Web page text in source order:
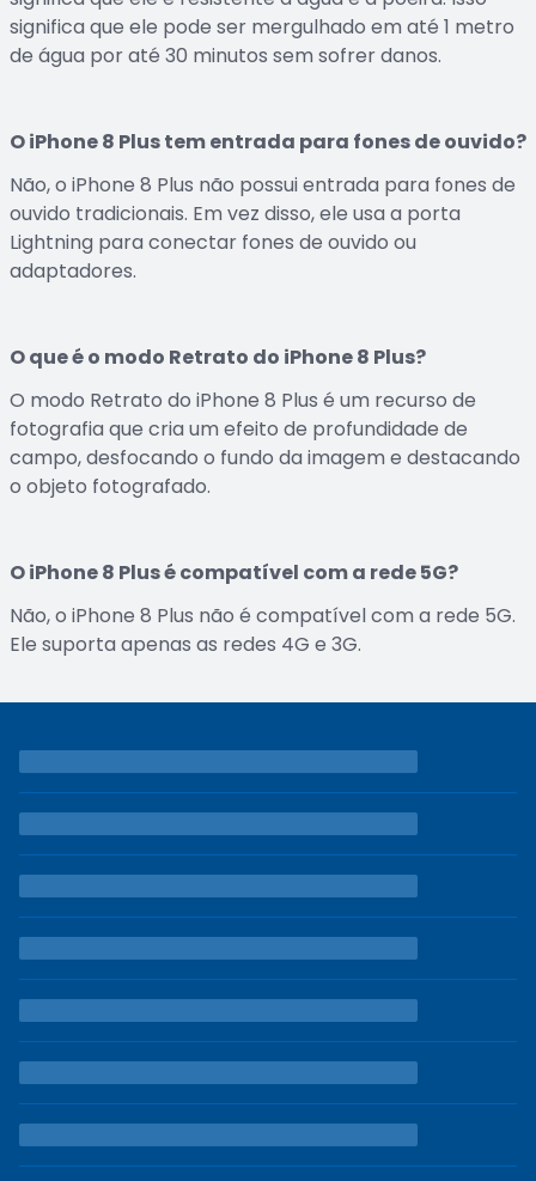
significa que ele pode ser mergulhado em até 1 metro
de água por até 30 minutos sem sofrer danos.
O iPhone 8 Plus tem entrada para fones de ouvido?
Não, o iPhone 8 Plus não possui entrada para fones de
ouvido tradicionais. Em vez disso, ele usa a porta
Lightning para conectar fones de ouvido ou
adaptadores.
O que é o modo Retrato do iPhone 8 Plus?
O modo Retrato do iPhone 8 Plus é um recurso de
fotografia que cria um efeito de profundidade de
campo, desfocando o fundo da imagem e destacando
o objeto fotografado.
O iPhone 8 Plus é compatível com a rede 5G?
Não, o iPhone 8 Plus não é compatível com a rede 5G.
Ele suporta apenas as redes 4G e 3G.